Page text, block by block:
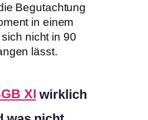
Begutachtung
in einem
nicht in 90
lässt.
XI wirklich